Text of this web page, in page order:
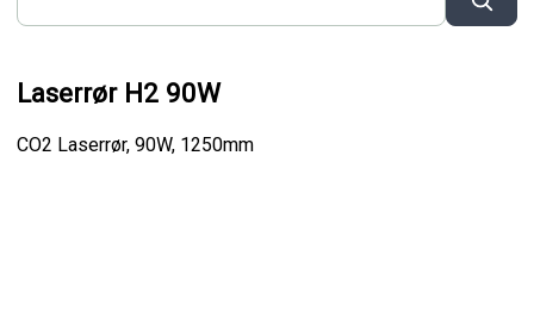
Laserrør H2 90W
CO2 Laserrør, 90W, 1250mm